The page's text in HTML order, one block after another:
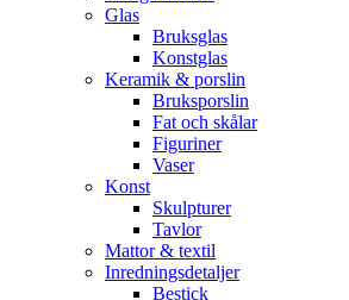
Glas
Bruksglas
Konstglas
Keramik & porslin
Bruksporslin
Fat och skålar
Figuriner
Vaser
Konst
Skulpturer
Tavlor
Mattor & textil
Inredningsdetaljer
Bestick